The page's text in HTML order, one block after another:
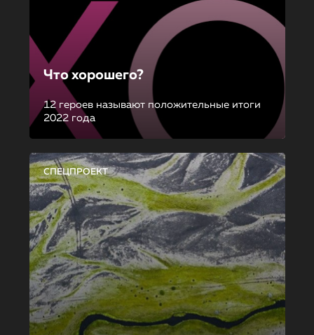
Что хорошего?
12 героев называют положительные итоги
2022 года
СПЕЦПРОЕКТ